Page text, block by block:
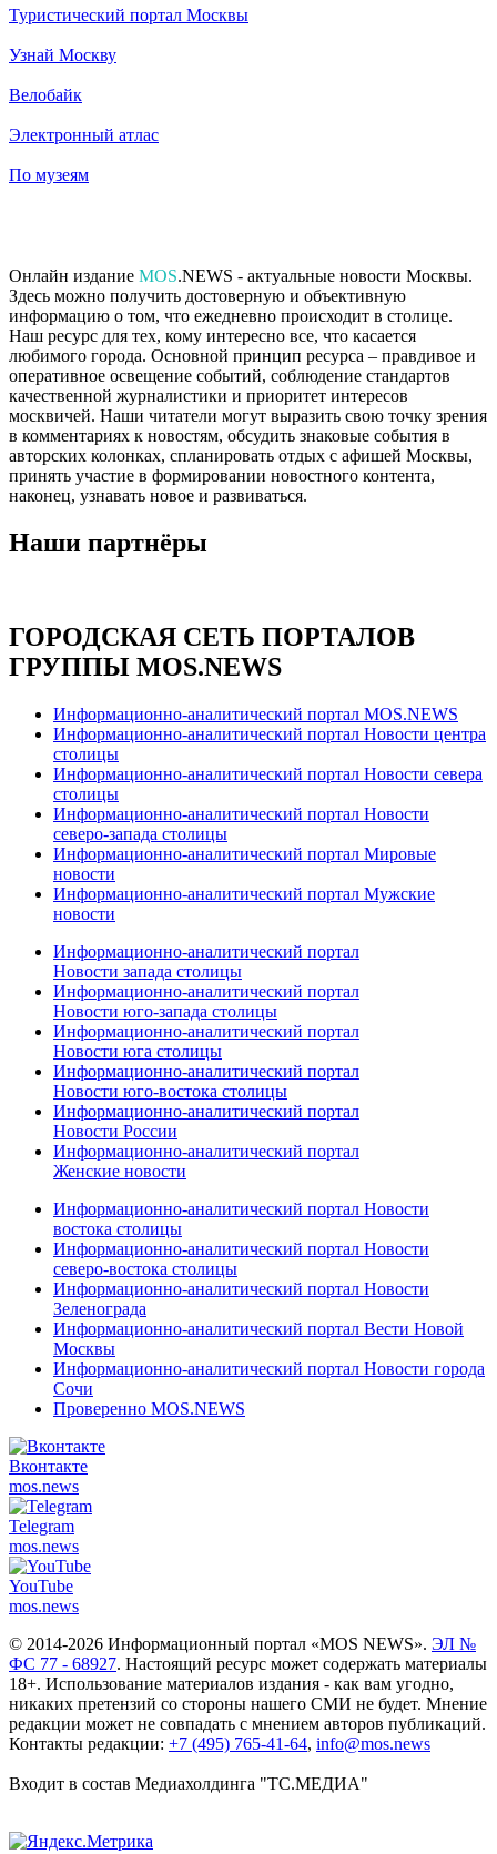
Туристический портал Москвы
Узнай Москву
Велобайк
Электронный атлас
По музеям
Онлайн издание MOS.NEWS - актуальные новости Москвы.
Здесь можно получить достоверную и объективную
информацию о том, что ежедневно происходит в столице.
Наш ресурс для тех, кому интересно все, что касается
любимого города. Основной принцип ресурса – правдивое и
оперативное освещение событий, соблюдение стандартов
качественной журналистики и приоритет интересов
москвичей. Наши читатели могут выразить свою точку зрения
в комментариях к новостям, обсудить знаковые события в
авторских колонках, спланировать отдых с афишей Москвы,
принять участие в формировании новостного контента,
наконец, узнавать новое и развиваться.
Наши партнёры
ГОРОДСКАЯ СЕТЬ ПОРТАЛОВ
ГРУППЫ MOS.NEWS
Информационно-аналитический портал MOS.NEWS
Информационно-аналитический портал Новости центра
столицы
Информационно-аналитический портал Новости севера
столицы
Информационно-аналитический портал Новости
северо-запада столицы
Информационно-аналитический портал Мировые
новости
Информационно-аналитический портал Мужские
новости
Информационно-аналитический портал
Новости запада столицы
Информационно-аналитический портал
Новости юго-запада столицы
Информационно-аналитический портал
Новости юга столицы
Информационно-аналитический портал
Новости юго-востока столицы
Информационно-аналитический портал
Новости России
Информационно-аналитический портал
Женские новости
Информационно-аналитический портал Новости
востока столицы
Информационно-аналитический портал Новости
северо-востока столицы
Информационно-аналитический портал Новости
Зеленограда
Информационно-аналитический портал Вести Новой
Москвы
Информационно-аналитический портал Новости города
Сочи
Проверенно MOS.NEWS
Вконтакте
mos.news
Telegram
mos.news
YouTube
mos.news
© 2014-2026 Информационный портал «MOS NEWS». ЭЛ №
ФС 77 - 68927. Настоящий ресурс может содержать материалы
18+. Использование материалов издания - как вам угодно,
никаких претензий со стороны нашего СМИ не будет. Мнение
редакции может не совпадать с мнением авторов публикаций.
Контакты редакции: +7 (495) 765-41-64, info@mos.news
Входит в состав Медиахолдинга "ТС.МЕДИА"